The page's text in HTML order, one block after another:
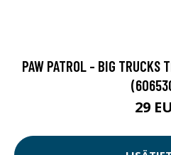
PAW PATROL - BIG TRUCKS
29